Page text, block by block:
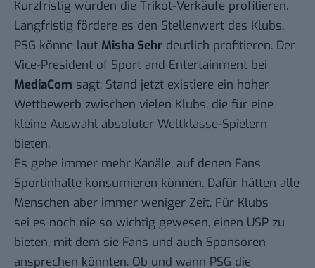
Kurzfristig würden die Trikot-Verkäufe profitieren.
Langfristig fördere es den Stellenwert des Klubs.
PSG könne laut Misha Sehr deutlich profitieren. Der
Vice-President of Sport and Entertainment bei
MediaCom sagt: Stand jetzt existiere ein hoher
Wettbewerb zwischen vielen Klubs, die für eine
kleine Auswahl absoluter Weltklasse-Spielern
bieten.
Es gebe immer mehr Kanäle, auf denen Fans
Sportinhalte konsumieren können. Dafür hätten alle
Menschen aber immer weniger Zeit. Für Klubs
sei es noch nie so wichtig gewesen, einen USP zu
bieten, mit dem sie Fans und auch Sponsoren
ansprechen könnten. Ob und wann PSG die